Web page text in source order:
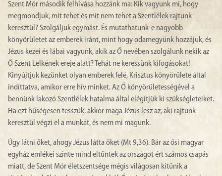
Szent Mór második felhívása hozzánk ma: Kik vagyunk mi, hogy
megmondjuk, mit tehet és mit nem tehet a Szentlélek rajtunk
keresztül? Szolgáljuk egymást. És mutathatunk-e nagyobb
könyörületet az emberek iránt, mint hogy odamegyünk hozzájuk, és
Jézus kezei és lábai vagyunk, akik az Ő nevében szolgálunk nekik az
Ő Szent Lelkének ereje alatt? Tehát ne keressünk kifogásokat!
Kinyújtjuk kezünket olyan emberek felé, Krisztus könyörülete által
indíttatva, amikor erre hív minket. Az Ő könyörületességével a
bennünk lakozó Szentlélek hatalma által elégítjük ki szükségleteiket.
Ha ezt hűségesen tesszük, akkor maga Jézus lesz az, aki rajtunk
keresztül végzi el a munkát, és nem mi magunk.
Úgy látni őket, ahogy Jézus látta őket (Mt 9,36). Bár az ősi magyar
egyház emlékei szinte mind eltűntek az országot ért számos csapás
miatt, de Szent Mór életszentsége mégis világosan kitűnik a